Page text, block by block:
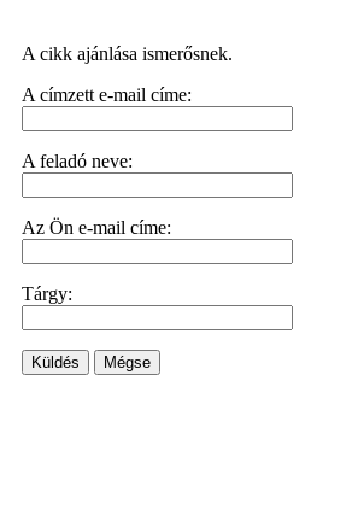
A cikk ajánlása ismerősnek.
A címzett e-mail címe:
A feladó neve:
Az Ön e-mail címe:
Tárgy:
Küldés Mégse